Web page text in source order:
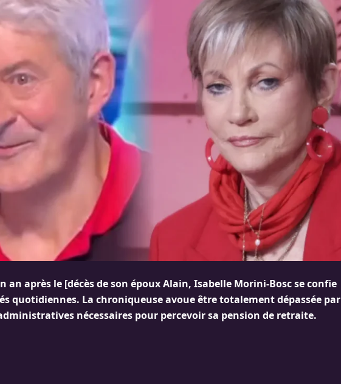
an après le [décès de son époux Alain, Isabelle Morini-Bosc se confie
quotidiennes. La chroniqueuse avoue être totalement dépassée par
nécessaires pour percevoir sa pension de retraite.